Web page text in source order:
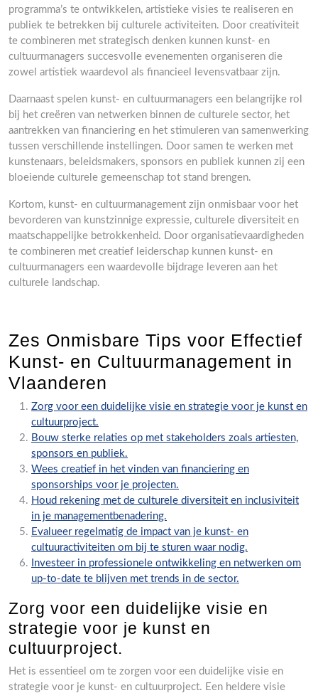
programma’s te ontwikkelen, artistieke visies te realiseren en
publiek te betrekken bij culturele activiteiten. Door creativiteit
te combineren met strategisch denken kunnen kunst- en
cultuurmanagers succesvolle evenementen organiseren die
zowel artistiek waardevol als financieel levensvatbaar zijn.
Daarnaast spelen kunst- en cultuurmanagers een belangrijke rol
bij het creëren van netwerken binnen de culturele sector, het
aantrekken van financiering en het stimuleren van samenwerking
tussen verschillende instellingen. Door samen te werken met
kunstenaars, beleidsmakers, sponsors en publiek kunnen zij een
bloeiende culturele gemeenschap tot stand brengen.
Kortom, kunst- en cultuurmanagement zijn onmisbaar voor het
bevorderen van kunstzinnige expressie, culturele diversiteit en
maatschappelijke betrokkenheid. Door organisatievaardigheden
te combineren met creatief leiderschap kunnen kunst- en
cultuurmanagers een waardevolle bijdrage leveren aan het
culturele landschap.
Zes Onmisbare Tips voor Effectief
Kunst- en Cultuurmanagement in
Vlaanderen
Zorg voor een duidelijke visie en strategie voor je kunst en
cultuurproject.
Bouw sterke relaties op met stakeholders zoals artiesten,
sponsors en publiek.
Wees creatief in het vinden van financiering en
sponsorships voor je projecten.
Houd rekening met de culturele diversiteit en inclusiviteit
in je managementbenadering.
Evalueer regelmatig de impact van je kunst- en
cultuuractiviteiten om bij te sturen waar nodig.
Investeer in professionele ontwikkeling en netwerken om
up-to-date te blijven met trends in de sector.
Zorg voor een duidelijke visie en
strategie voor je kunst en
cultuurproject.
Het is essentieel om te zorgen voor een duidelijke visie en
strategie voor je kunst- en cultuurproject. Een heldere visie